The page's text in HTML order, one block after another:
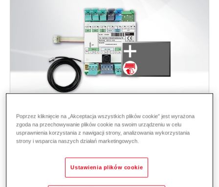
TopTronic E Rozszerzenia modułów
Ogrzewanie lokalne
Moduł rozszerzający funkcje standardowych systemów ciepłowniczych.
Są one wymagane jako dodatek do modułów podstawowych.
Obszar zastosowania: Obieg grzewczy, wytwarzanie ciepłej wody,
Poprzez kliknięcie na „Akceptacja wszystkich plików cookie” jest wyrażona
zgoda na przechowywanie plików cookie na swoim urządzeniu w celu
usprawnienia korzystania z nawigacji strony, analizowania wykorzystania
strony i wsparcia naszych działań marketingowych.
Ustawienia plików cookie